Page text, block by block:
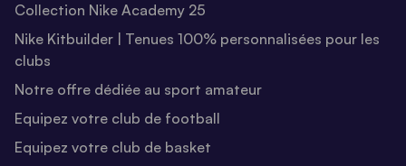
Collection Nike Academy 25
Nike Kitbuilder | Tenues 100% personnalisées pour les
clubs
Notre offre dédiée au sport amateur
Equipez votre club de football
Equipez votre club de basket